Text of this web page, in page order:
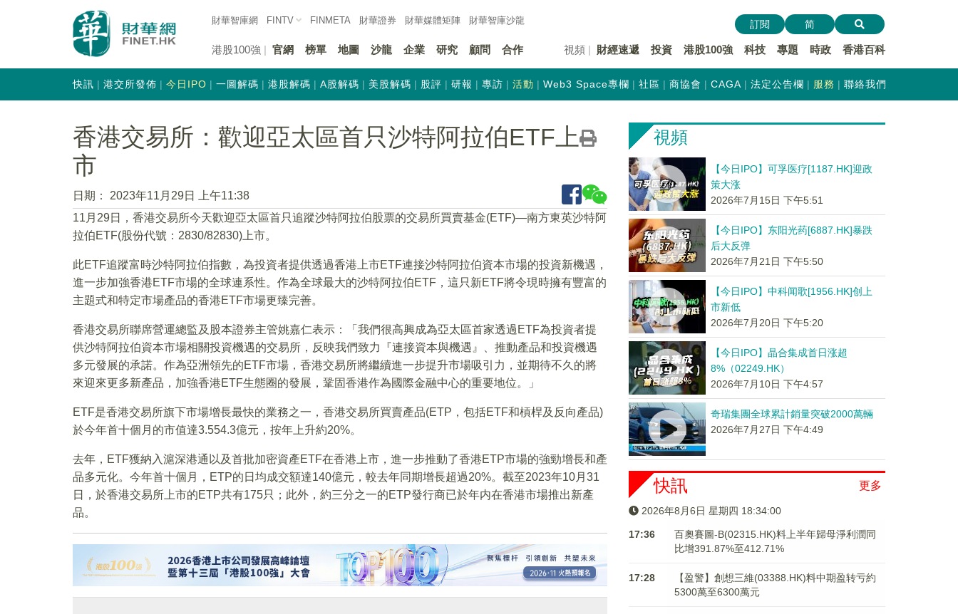
財華智庫網 FINTV FINMETA 財華證券 財華媒體矩陣 財華智庫沙龍
港股100強 官網 榜單 地圖 沙龍 企業 研究 顧問 合作 視頻 財經速遞 投資 港股100強 科技 專題 時政 香港百科
訂閱 简
快訊 港交所發佈 今日IPO 一圖解碼 港股解碼 A股解碼 美股解碼 股評 研報 專訪 活動 Web3 Space專欄 社區 商協會 CAGA 法定公告欄 服務 聯絡我們
香港交易所：歡迎亞太區首只沙特阿拉伯ETF上
市
日期：
2023年11月29日 上午11:38
11月29日，香港交易所今天歡迎亞太區首只追蹤沙特阿拉伯股票的交易所買賣基金(ETF)—南方東英沙特阿
拉伯ETF(股份代號：2830/82830)上市。
此ETF追蹤富時沙特阿拉伯指數，為投資者提供透過香港上市ETF連接沙特阿拉伯資本市場的投資新機遇，
進一步加強香港ETF市場的全球連系性。作為全球最大的沙特阿拉伯ETF，這只新ETF將令現時擁有豐富的
主題式和特定市場產品的香港ETF市場更臻完善。
香港交易所聯席營運總監及股本證券主管姚嘉仁表示：「我們很高興成為亞太區首家透過ETF為投資者提
供沙特阿拉伯資本市場相關投資機遇的交易所，反映我們致力『連接資本與機遇』、推動產品和投資機遇
多元發展的承諾。作為亞洲領先的ETF市場，香港交易所將繼續進一步提升市場吸引力，並期待不久的將
來迎來更多新產品，加強香港ETF生態圈的發展，鞏固香港作為國際金融中心的重要地位。」
ETF是香港交易所旗下市場增長最快的業務之一，香港交易所買賣產品(ETP，包括ETF和槓桿及反向產品)
於今年首十個月的市值達3.554.3億元，按年上升約20%。
去年，ETF獲納入滬深港通以及首批加密資產ETF在香港上市，進一步推動了香港ETP市場的強勁增長和產
品多元化。今年首十個月，ETP的日均成交額達140億元，較去年同期增長超過20%。截至2023年10月31
日，於香港交易所上市的ETP共有175只；此外，約三分之一的ETP發行商已於年内在香港市場推出新產
品。
視頻
【今日IPO】可孚医疗[1187.HK]迎政
策大涨
2026年7月15日 下午5:51
【今日IPO】东阳光药[6887.HK]暴跌
后大反弹
2026年7月21日 下午5:50
【今日IPO】中科闻歌[1956.HK]创上
市新低
2026年7月20日 下午5:20
【今日IPO】晶合集成首日涨超
8%（02249.HK）
2026年7月10日 下午4:57
奇瑞集團全球累計銷量突破2000萬輛
2026年7月27日 下午4:49
更多
快訊
2026年8月6日 星期四 18:34:01
17:36
百奧賽圖-B(02315.HK)料上半年歸母淨利潤同
比增391.87%至412.71%
17:28
【盈警】創想三維(03388.HK)料中期盈转亏約
5300萬至6300萬元